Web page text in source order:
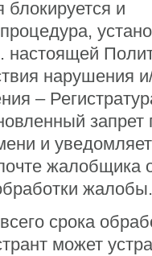
и
настоящей
нарушения
–
запрет
и
жалобщика
жалобы.
срока
может